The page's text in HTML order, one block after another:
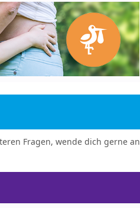
Fragen, wende dich gerne an